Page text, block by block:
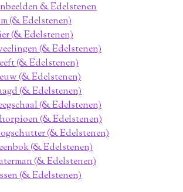
& Edelstenen
(& Edelstenen)
(& Edelstenen)
(& Edelstenen)
(& Edelstenen)
(& Edelstenen)
(& Edelstenen)
(& Edelstenen)
(& Edelstenen)
(& Edelstenen)
(& Edelstenen)
(& Edelstenen)
(& Edelstenen)